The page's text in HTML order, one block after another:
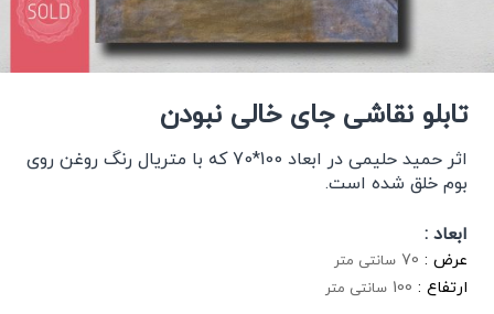
تابلو نقاشی جای خالی نبودن
اثر حمید حلیمی در ابعاد 100*70 که با متریال رنگ روغن روی
بوم خلق شده است.
ابعاد :
عرض : 70 سانتی متر
ارتفاع : 100 سانتی متر